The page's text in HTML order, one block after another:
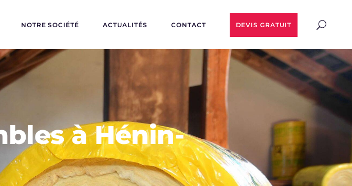
NOTRE SOCIÉTÉ ACTUALITÉS CONTACT DEVIS GRATUIT
à Hénin-